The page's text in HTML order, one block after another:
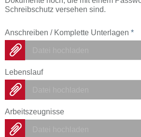
Schreibschutz versehen sind.
Anschreiben / Komplette Unterlagen *
Lebenslauf
Arbeitszeugnisse